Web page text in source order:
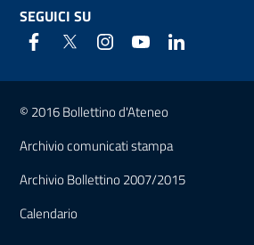
SEGUICI SU
Link e informazioni utili
© 2016 Bollettino d'Ateneo
Archivio comunicati stampa
Archivio Bollettino 2007/2015
Calendario